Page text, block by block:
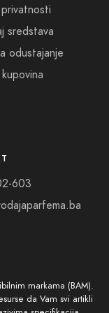
sredstava
odustajanje
603
markama (BAM).
da Vam svi artikli